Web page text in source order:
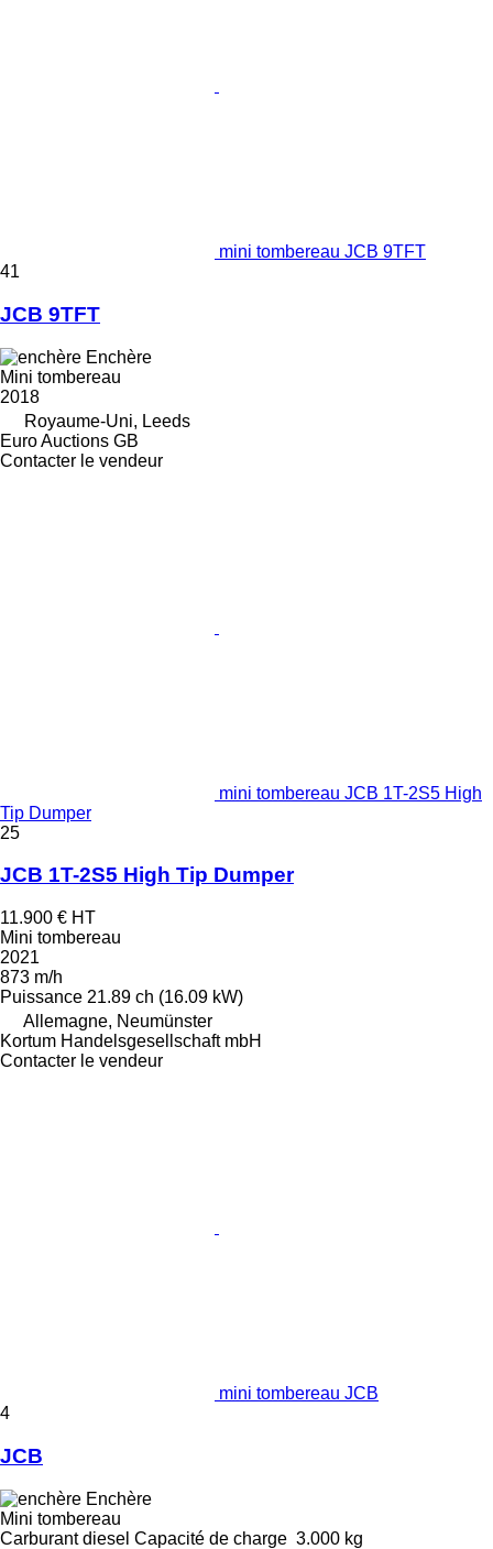
mini tombereau JCB 9TFT
41
JCB 9TFT
Enchère
Mini tombereau
2018
Royaume-Uni, Leeds
Euro Auctions GB
Contacter le vendeur
mini tombereau JCB 1T-2S5 High
Tip Dumper
25
JCB 1T-2S5 High Tip Dumper
11.900 € HT
Mini tombereau
2021
873 m/h
Puissance 21.89 ch (16.09 kW)
Allemagne, Neumünster
Kortum Handelsgesellschaft mbH
Contacter le vendeur
mini tombereau JCB
4
JCB
Enchère
Mini tombereau
Carburant diesel Capacité de charge 3.000 kg